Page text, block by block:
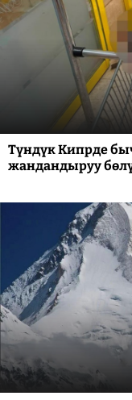
Түндүк Кипрде
жандандыруу